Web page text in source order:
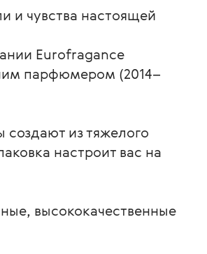
и чувства настоящей
Eurofragance
парфюмером (2014–
из тяжелого
настроит вас на
высококачественные